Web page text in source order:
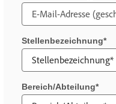
Stellenbezeichnung
Bereich/Abteilung